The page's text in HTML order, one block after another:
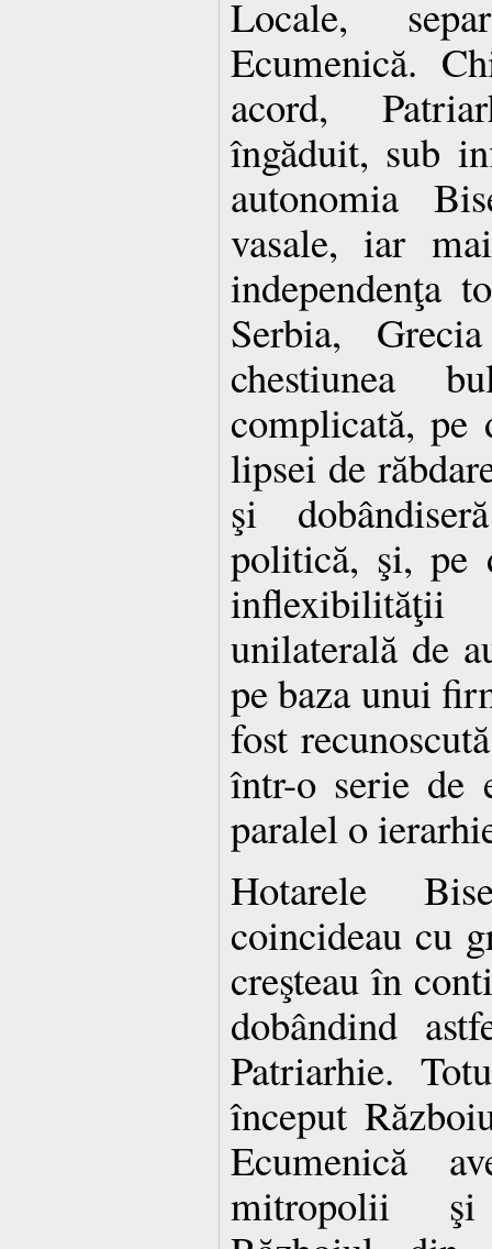
Locale,
Ecumenică.
acord,
îngăduit, sub
autonomia
vasale, iar
independenţa
Serbia,
chestiunea
complicată,
lipsei de
şi
politică, şi, pe
inflexibilităţii
unilaterală de
pe baza unui
fost
într-o serie de
paralel o
Hotarele
coincideau cu
creşteau în
dobândind
Patriarhie.
început
Ecumenică
mitropolii şi